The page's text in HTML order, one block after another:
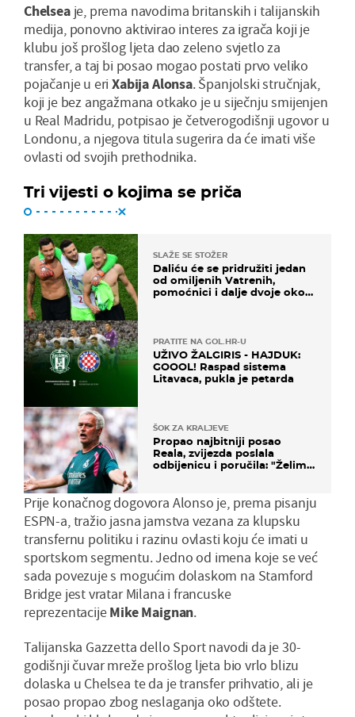
Chelsea je, prema navodima britanskih i talijanskih
medija, ponovno aktivirao interes za igrača koji je
klubu još prošlog ljeta dao zeleno svjetlo za
transfer, a taj bi posao mogao postati prvo veliko
pojačanje u eriXabijaAlonsa. Španjolski stručnjak,
koji je bez angažmana otkako je u siječnju smijenjen
u Real Madridu, potpisao je četverogodišnji ugovor u
Londonu, a njegova titula sugerira da će imati više
ovlasti od svojih prethodnika.
Tri vijesti o kojima se priča
SLAŽE SE STOŽER
Daliću će se pridružiti jedan
od omiljenih Vatrenih,
pomoćnici i dalje dvoje oko
PRATITE NA GOL.HR-U
UŽIVO ŽALGIRIS - HAJDUK:
GOOOL! Raspad sistema
Litavaca, pukla je petarda
ŠOK ZA KRALJEVE
Propao najbitniji posao
Reala, zvijezda poslala
odbijenicu i poručila: "Želim
Prije konačnog dogovora Alonso je, prema pisanju
ESPN-a, tražio jasna jamstva vezana za klupsku
transfernu politiku i razinu ovlasti koju će imati u
sportskom segmentu. Jedno od imena koje se već
sada povezuje s mogućim dolaskom na Stamford
Bridge jest vratar Milana i francuske
reprezentacijeMikeMaignan.
Talijanska Gazzetta dello Sport navodi da je 30-
godišnji čuvar mreže prošlog ljeta bio vrlo blizu
dolaska u Chelsea te da je transfer prihvatio, ali je
posao propao zbog neslaganja oko odštete.